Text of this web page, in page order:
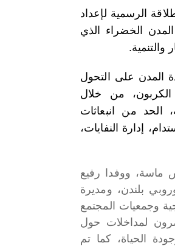
الرسمية لإعداد
الخضراء الذي
والتنمية.
المدن على التحول
من خلال
الحد من انبعاثات
إدارة النفايات،
ماسة، ووفدا رفيع
بلندن، ومديرة
وجمعيات المجتمع
لمداخلات حول
الحياة، كما تم